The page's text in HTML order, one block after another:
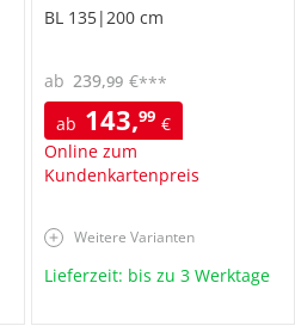
BL 135|200 cm
ab 143,99 €
Online zum
Kundenkartenpreis
ab 239,99 €***
Weitere Varianten
Lieferzeit: bis zu 3 Werktage